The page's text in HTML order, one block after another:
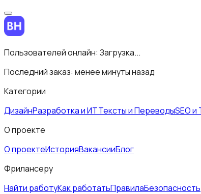
Пользователей онлайн: Загрузка...
Последний заказ: менее минуты назад
Категории
ДизайнРазработка и ИТТексты и ПереводыSEO
О проекте
О проектеИсторияВакансииБлог
Фрилансеру
Найти работуКак работатьПравилаБезопасность